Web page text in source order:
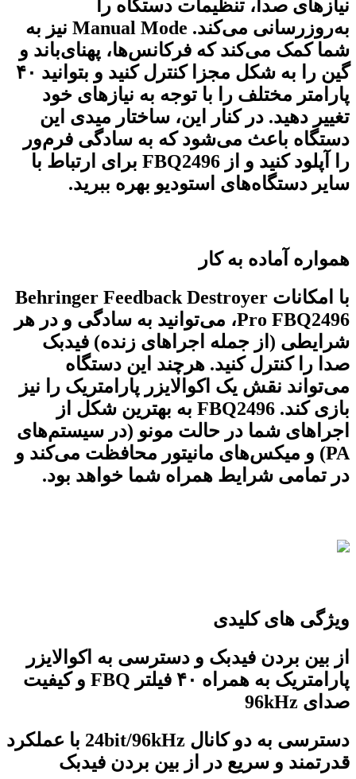
نیازهای صدا، تنظیمات دستگاه را
به‌روزرسانی می‌کند. Manual Mode نیز به
شما کمک می‌کند که فرکانس‌ها، پهنای‌باند و
گین را به شکل مجزا کنترل کنید و بتوانید ۴۰
پارامتر مختلف را با توجه به نیازهای خود
تغییر دهید. در کنار این، ساختار میدی این
دستگاه باعث می‌شود که به سادگی فرم‌ور
را آپلود کنید و از FBQ2496 برای ارتباط با
سایر دستگاه‌های استودیو بهره ببرید.
همواره آماده به کار
با امکانات Behringer Feedback Destroyer
Pro FBQ2496، می‌توانید به سادگی و در هر
شرایطی (از جمله اجراهای زنده) فیدبک
صدا را کنترل کنید. هرچند این دستگاه
می‌تواند نقش یک اکوالایزر پارامتریک را نیز
بازی کند. FBQ2496 به بهترین شکل از
اجراهای شما در حالت مونو (در سیستم‌های
PA) و میکس‌های مانیتور محافظت می‌کند و
در تمامی شرایط همراه شما خواهد بود.
ویژگی های کلیدی
از بین بردن فیدبک و دسترسی به اکوالایزر
پارامتریک به همراه ۴۰ فیلتر FBQ و کیفیت
صدای 96kHz
دسترسی به دو کانال 24bit/96kHz با عملکرد
قدرتمند و سریع در از بین بردن فیدبک